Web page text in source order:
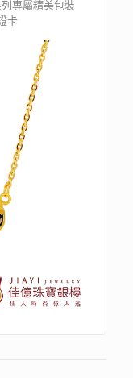
專屬精美包裝
卡